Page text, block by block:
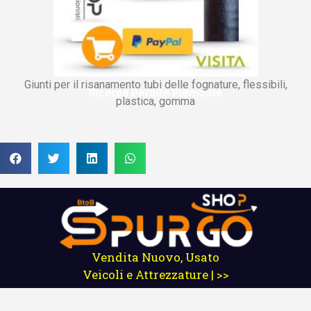
Giunti per il risanamento tubi delle fognature, flessibili,
plastica, gomma
Ricerca Perdite Piemonte
Vendita Nuovo, Usato
Veicoli e Attrezzature | >>